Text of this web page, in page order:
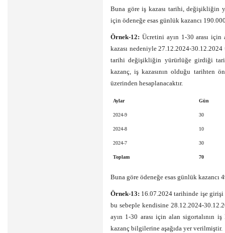
Buna göre iş kazası tarihi, değişikliğin
için ödeneğe esas günlük kazancı
Örnek-12: Ücretini ayın 1-30 arası için
kazası nedeniyle 27.12.2024-30.12.2024
tarihi değişikliğin yürürlüğe girdiği
kazanç, iş kazasının olduğu
üzerinden hesaplanacaktır.
Aylar Gün
2024-9 30
2024-8 10
2024-7 30
Toplam 70
Buna göre ödeneğe esas günlük kazancı
Örnek-13: 16.07.2024 tarihinde işe girişi
bu sebeple kendisine 28.12.2024-
ayın 1-30 arası için alan sigortalının
kazanç bilgilerine aşağıda yer verilmiştir.